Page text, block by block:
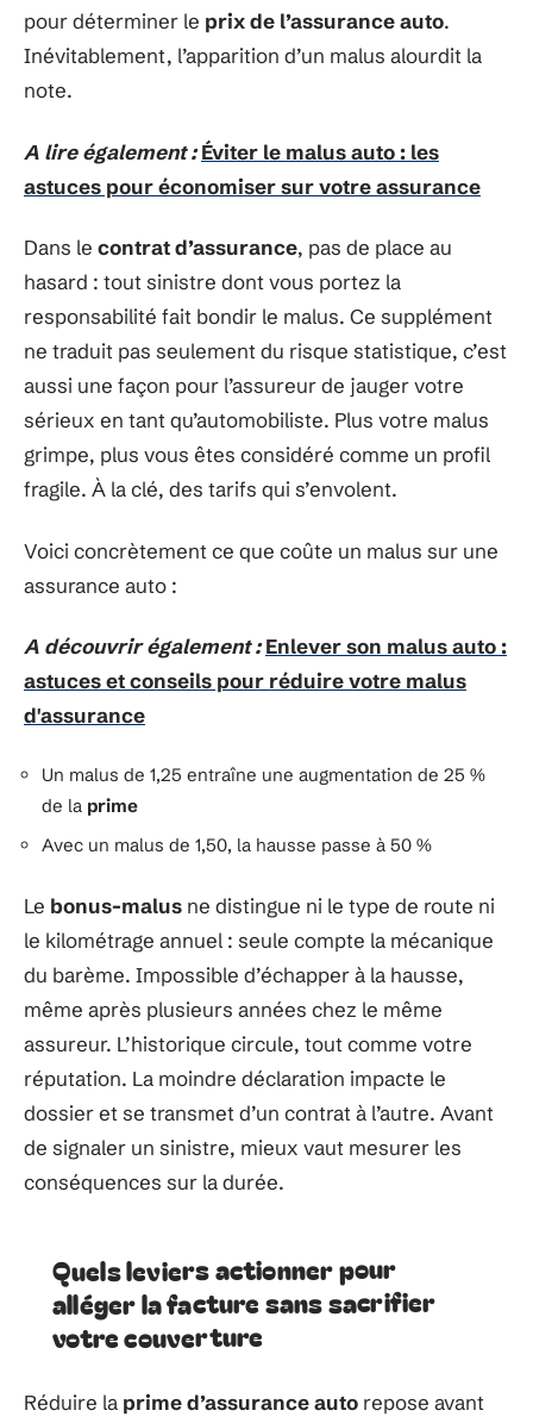
pour déterminer le prix de l’assurance auto.
Inévitablement, l’apparition d’un malus alourdit la
note.
A lire également : Éviter le malus auto : les
astuces pour économiser sur votre assurance
Dans le contrat d’assurance, pas de place au
hasard : tout sinistre dont vous portez la
responsabilité fait bondir le malus. Ce supplément
ne traduit pas seulement du risque statistique, c’est
aussi une façon pour l’assureur de jauger votre
sérieux en tant qu’automobiliste. Plus votre malus
grimpe, plus vous êtes considéré comme un profil
fragile. À la clé, des tarifs qui s’envolent.
Voici concrètement ce que coûte un malus sur une
assurance auto :
A découvrir également : Enlever son malus auto :
astuces et conseils pour réduire votre malus
d'assurance
Un malus de 1,25 entraîne une augmentation de 25 %
de la prime
Avec un malus de 1,50, la hausse passe à 50 %
Le bonus-malus ne distingue ni le type de route ni
le kilométrage annuel : seule compte la mécanique
du barème. Impossible d’échapper à la hausse,
même après plusieurs années chez le même
assureur. L’historique circule, tout comme votre
réputation. La moindre déclaration impacte le
dossier et se transmet d’un contrat à l’autre. Avant
de signaler un sinistre, mieux vaut mesurer les
conséquences sur la durée.
Quels leviers actionner pour
alléger la facture sans sacrifier
votre couverture
Réduire la prime d’assurance auto repose avant